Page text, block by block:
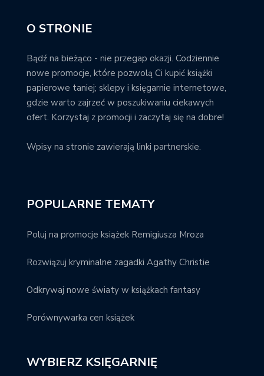
O STRONIE
Bądź na bieżąco - nie przegap okazji. Codziennie
nowe promocje, które pozwolą Ci kupić książki
papierowe taniej; sklepy i księgarnie internetowe,
gdzie warto zajrzeć w poszukiwaniu ciekawych
ofert. Korzystaj z promocji i zaczytaj się na dobre!
Wpisy na stronie zawierają linki partnerskie.
POPULARNE TEMATY
Poluj na promocje książek Remigiusza Mroza
Rozwiązuj kryminalne zagadki Agathy Christie
Odkrywaj nowe światy w książkach fantasy
Porównywarka cen książek
WYBIERZ KSIĘGARNIĘ